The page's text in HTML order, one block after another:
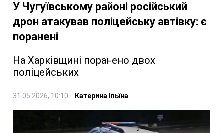
У Чугуївському районі російський
дрон атакував поліцейську автівку: є
поранені
На Харківщині поранено двох
поліцейських
31.05.2026, 10:10 Катерина Ільїна